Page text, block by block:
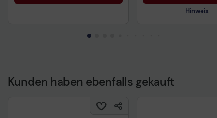
Hinweis
Technisches
Kunden haben ebenfalls gekauft